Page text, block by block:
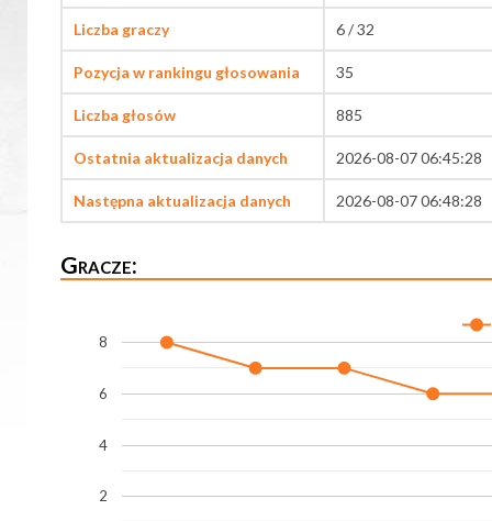
Liczba graczy 6 / 32
Pozycja w rankingu głosowania 35
Liczba głosów 885
Ostatnia aktualizacja danych 2026-08-07 06:45:28
Następna aktualizacja danych 2026-08-07 06:48:28
Gracze:
2
4
6
8